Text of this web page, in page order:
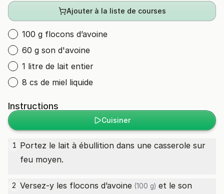
Ajouter à la liste de courses
100 g flocons d’avoine
60 g son d'avoine
1 litre de lait entier
8 cs de miel liquide
Instructions
Cuisiner
1 Portez le lait à ébullition dans une casserole sur
feu moyen.
2 Versez-y les flocons d’avoine (100 g) et le son